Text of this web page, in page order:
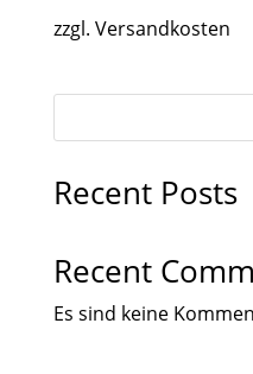
zzgl. Versandkosten
Recent Posts
Recent
Es sind keine